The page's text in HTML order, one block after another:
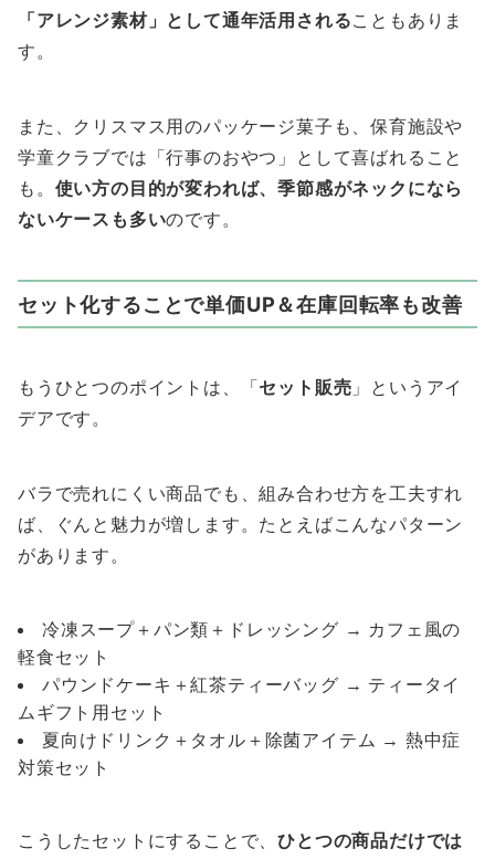
「アレンジ素材」として通年活用されることもありま
す。
また、クリスマス用のパッケージ菓子も、保育施設や
学童クラブでは「行事のおやつ」として喜ばれること
も。 使い方の目的が変われば、季節感がネックになら
ないケースも多いのです。
セット化することで単価UP＆在庫回転率も改善
もうひとつのポイントは、「 セット販売 」というアイ
デアです。
バラで売れにくい商品でも、組み合わせ方を工夫すれ
ば、ぐんと魅力が増します。たとえばこんなパターン
があります。
冷凍スープ＋パン類＋ドレッシング → カフェ風の
軽食セット
パウンドケーキ＋紅茶ティーバッグ → ティータイ
ムギフト用セット
夏向けドリンク＋タオル＋除菌アイテム → 熱中症
対策セット
こうしたセットにすることで、ひとつの商品だけでは